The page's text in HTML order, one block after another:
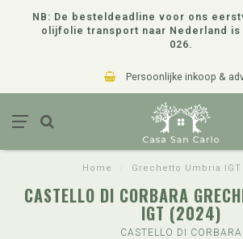
NB: De besteldeadline voor ons
olijfolie transport naar Nederland is
026.
Persoonlijke inkoop &
Home Grechetto Umbria IGT
CASTELLO DI CORBARA
IGT (2024)
CASTELLO DI CORBARA